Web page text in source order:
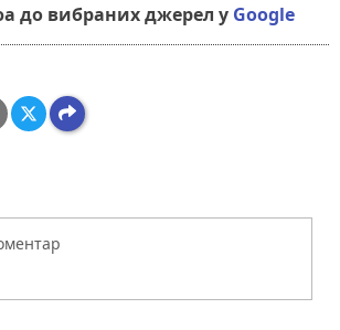
до вибраних джерел у Google